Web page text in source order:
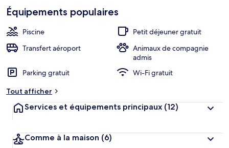
l'excellence du service de chambre.
Équipements populaires
Piscine
Petit déjeuner gratuit
Transfert aéroport
Animaux de compagnie
admis
Parking gratuit
Wi-Fi gratuit
Tout afficher
Services et équipements principaux (12)
Comme à la maison (6)